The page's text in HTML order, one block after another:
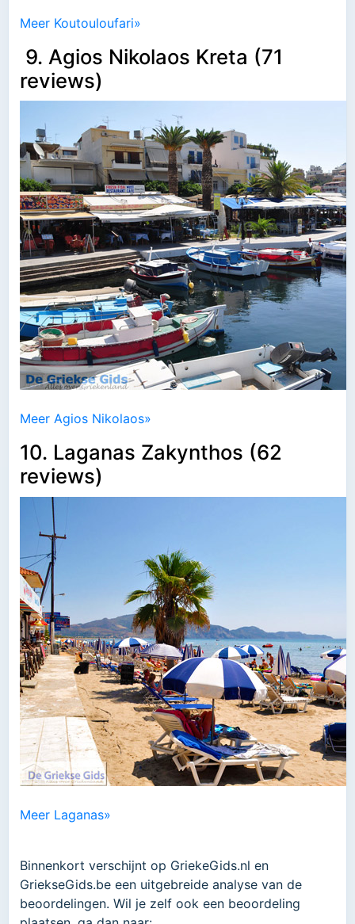
Meer Koutouloufari»
9. Agios Nikolaos Kreta (71
reviews)
Meer Agios Nikolaos»
10. Laganas Zakynthos (62
reviews)
Meer Laganas»
Binnenkort verschijnt op GriekeGids.nl en
GriekseGids.be een uitgebreide analyse van de
beoordelingen. Wil je zelf ook een beoordeling